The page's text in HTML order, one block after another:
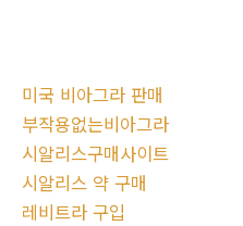
미국 비아그라 판매
부작용없는비아그라
시알리스구매사이트
시알리스 약 구매
레비트라 구입